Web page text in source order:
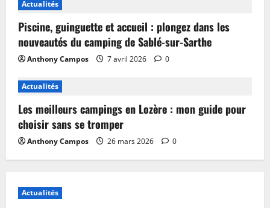
Actualités
Piscine, guinguette et accueil : plongez dans les
nouveautés du camping de Sablé-sur-Sarthe
Anthony Campos 7 avril 2026 0
Actualités
Les meilleurs campings en Lozère : mon guide pour
choisir sans se tromper
Anthony Campos 26 mars 2026 0
Actualités